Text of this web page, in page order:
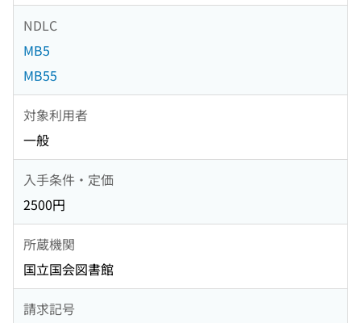
NDLC
MB5
MB55
対象利用者
一般
入手条件・定価
2500円
所蔵機関
国立国会図書館
請求記号